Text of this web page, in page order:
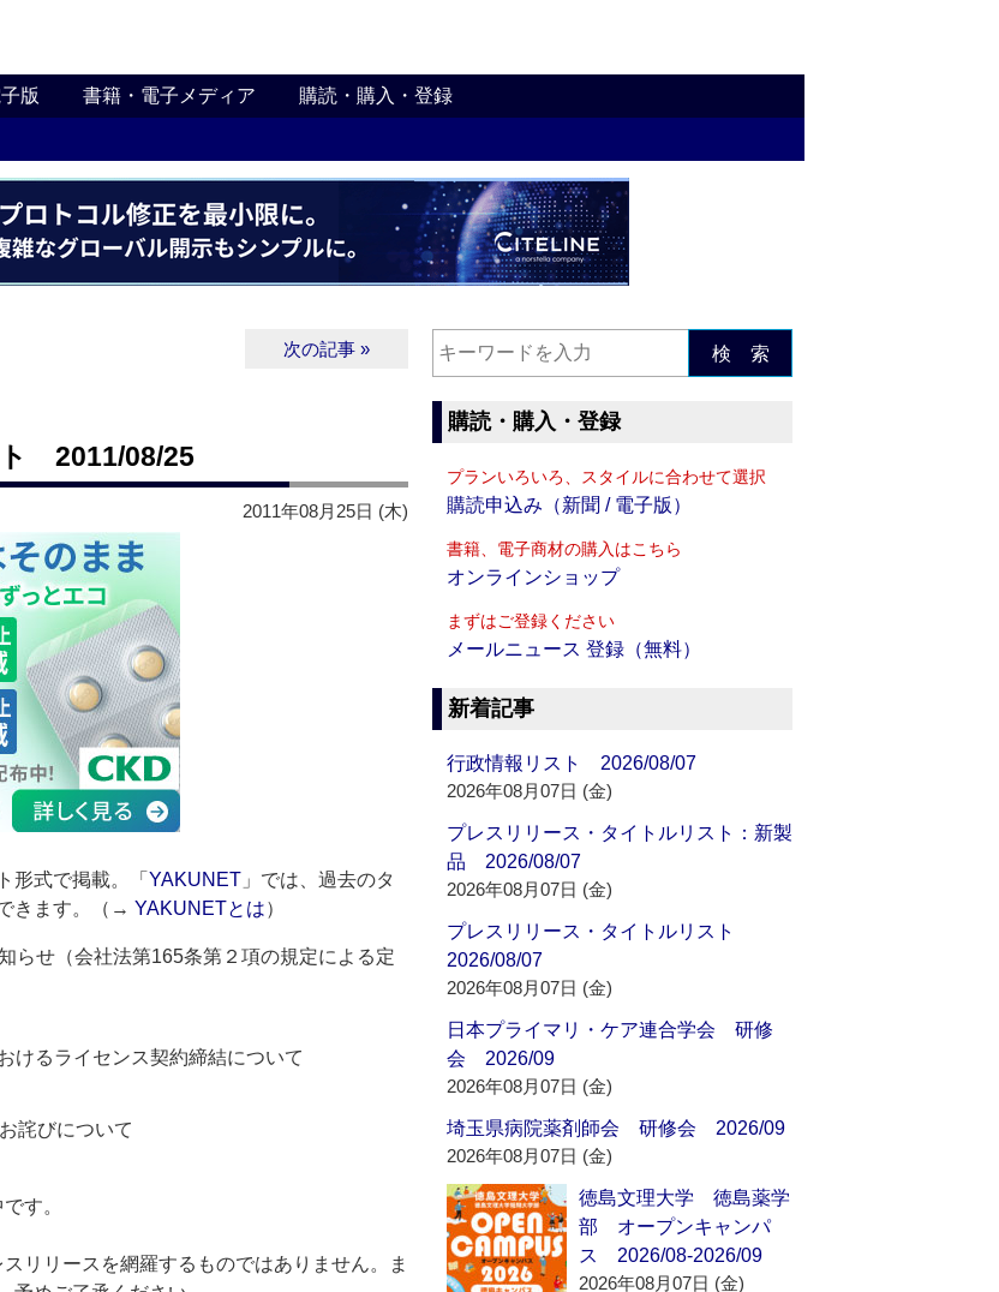
版 書籍・電子メディア 購読・購入・登録
次の記事 »
ト 2011/08/25
2011年08月25日 (木)
形式で掲載。「 YAKUNET 」では、過去のタ
きます。（→ YAKUNETとは）
らせ（会社法第165条第２項の規定による定
けるライセンス契約締結について
詫びについて
す。
リリースを網羅するものではありません。ま
検 索
購読・購入・登録
プランいろいろ、スタイルに合わせて選択
購読申込み（新聞 / 電子版）
書籍、電子商材の購入はこちら
オンラインショップ
まずはご登録ください
メールニュース 登録（無料）
新着記事
行政情報リスト 2026/08/07
2026年08月07日 (金)
プレスリリース・タイトルリスト：新製
品 2026/08/07
2026年08月07日 (金)
プレスリリース・タイトルリスト
2026/08/07
2026年08月07日 (金)
日本プライマリ・ケア連合学会 研修
会 2026/09
2026年08月07日 (金)
埼玉県病院薬剤師会 研修会 2026/09
2026年08月07日 (金)
徳島文理大学 徳島薬学
部 オープンキャンパ
ス 2026/08-2026/09
2026年08月07日 (金)